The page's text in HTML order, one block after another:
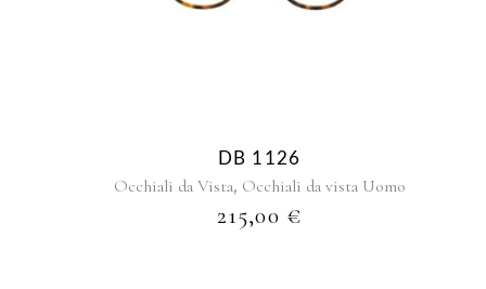
DB 1126
Occhiali da Vista, Occhiali da vista Uomo
215,00 €